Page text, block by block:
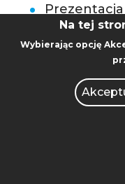
Dyskusja:
rozwiązań
Jak
Dla kogo jest
Na tej
Wybierając opcję